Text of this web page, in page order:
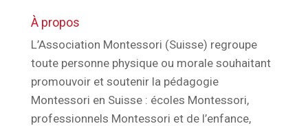
À propos
L’Association Montessori (Suisse) regroupe
toute personne physique ou morale souhaitant
promouvoir et soutenir la pédagogie
Montessori en Suisse : écoles Montessori,
professionnels Montessori et de l’enfance,